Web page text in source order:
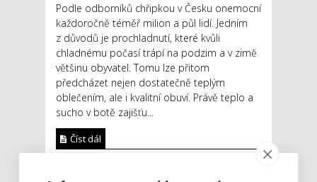
Podle odborníků chřipkou v Česku onemocní
každoročně téměř milion a půl lidí. Jedním
z důvodů je prochladnutí, které kvůli
chladnému počasí trápí na podzim a v zimě
většinu obyvatel. Tomu lze přitom
předcházet nejen dostatečně teplým
oblečením, ale i kvalitní obuví. Právě teplo a
sucho v botě zajišťu...
Číst dál